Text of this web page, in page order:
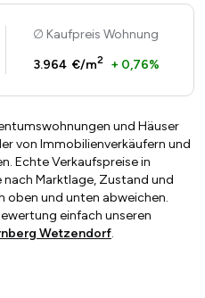
Kaufpreis Wohnung
3.964 €/m2 + 0,76%
und Häuser
von Immobilienverkäufern und
Echte Verkaufspreise in
Marktlage, Zustand und
und unten abweichen.
einfach unseren
Wetzendorf.